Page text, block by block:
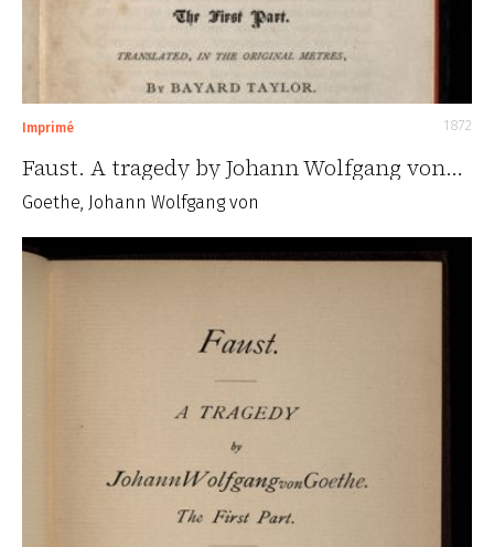
Imprimé 1872
Faust. A tragedy by Johann Wolfgang von…
Goethe, Johann Wolfgang von